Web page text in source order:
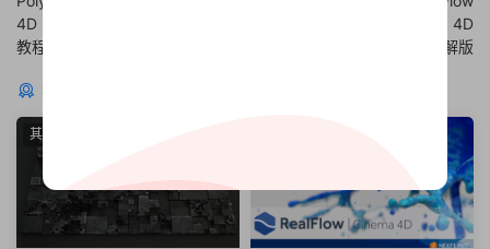
4D R20-R25 Win破解版 + 使用
教程
V3.3.5.0057 For Cinema 4D
R25 Win破解版
猜你喜欢
其他插件